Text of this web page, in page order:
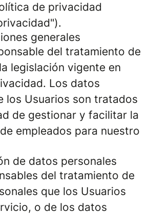
de privacidad
generales
del tratamiento de
legislación vigente en
Los datos
los Usuarios son tratados
de gestionar y facilitar la
empleados para nuestro
de datos personales
del tratamiento de
que los Usuarios
o de los datos